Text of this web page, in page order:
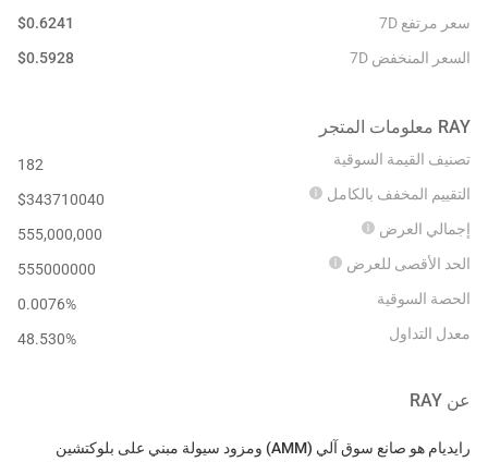
سعر مرتفع 7D
$0.6241
السعر المنخفض 7D
$0.5928
RAY معلومات المتجر
تصنيف القيمة السوقية
182
التقييم المخفف بالكامل
$343710040
إجمالي العرض
555,000,000
الحد الأقصى للعرض
555000000
الحصة السوقية
0.0076%
معدل التداول
48.530%
عن RAY
رايديام هو صانع سوق آلي (AMM) ومزود سيولة مبني على بلوكتشين